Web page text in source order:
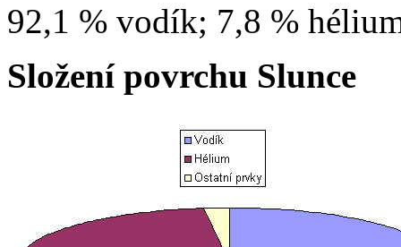
92,1 % vodík; 7,8 %
Složení povrchu Slunce